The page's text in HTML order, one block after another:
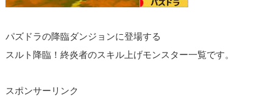
パズドラの降臨ダンジョンに登場する
スルト降臨！終炎者のスキル上げモンスター一覧です。
スポンサーリンク